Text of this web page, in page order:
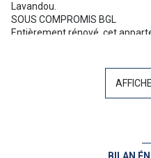
Lavandou.
SOUS COMPROMIS BGL
Entièrement rénové, cet
s’étendant jusqu’au Cap Lardier.
Il se compose d’une cuisine
lumineux séjour, d’une
un terrain de pétanque et un
BILAN